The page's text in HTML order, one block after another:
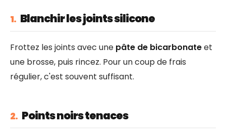
1. Blanchir les joints silicone
Frottez les joints avec une pâte de bicarbonateet
une brosse, puis rincez. Pour un coup de frais
régulier, c'est souvent suffisant.
2. Points noirs tenaces